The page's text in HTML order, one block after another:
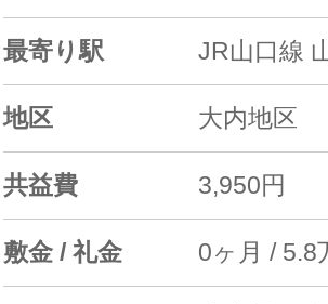
最寄り駅 JR山口線
地区 大内地区
共益費 3,950円
敷金 / 礼金 0ヶ月 / 5.8